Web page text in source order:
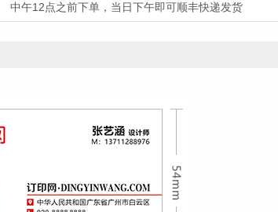
中午12点之前下单，当日下午即可顺丰快递发货